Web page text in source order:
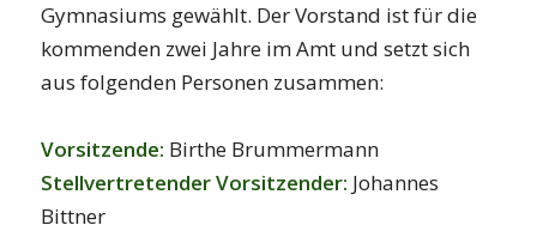
Gymnasiums gewählt. Der Vorstand ist für die
kommenden zwei Jahre im Amt und setzt sich
aus folgenden Personen zusammen:
Vorsitzende: Birthe Brummermann
StellvertretenderVorsitzender: Johannes
Bittner